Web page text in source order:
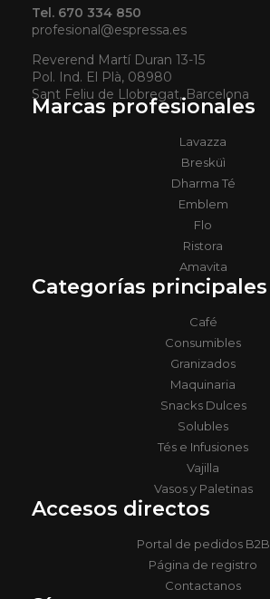
Tel. 670 334 850
profesional@espressa.es
Reverend Martí Duran 13-15
Pol. Ind. El Plà, 08980
Sant Feliu de Llobregat, Barcelona
Marcas profesionales
Lavazza
Bresküì
Dharma Té
Emblem
Flo
Ristora
Amavita
Categorías principales
Café
Consumibles
Granizados
Maquinaria
Snacks Dulces
Solubles
Tés e Infusiones
Vajilla
Vasos y Paletinas
Accesos directos
Portal de pedidos B2B
Página de registro
Contactanos